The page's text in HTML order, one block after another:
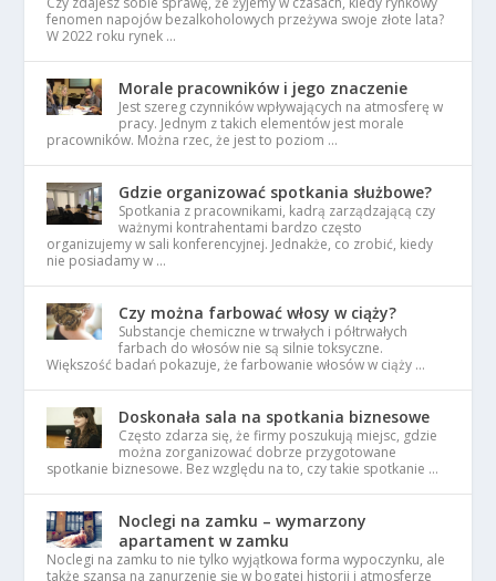
fenomen napojów bezalkoholowych przeżywa swoje złote lata?
W 2022 roku rynek …
Morale pracowników i jego znaczenie
Jest szereg czynników wpływających na atmosferę w
pracy. Jednym z takich elementów jest morale
pracowników. Można rzec, że jest to poziom …
Gdzie organizować spotkania służbowe?
Spotkania z pracownikami, kadrą zarządzającą czy
ważnymi kontrahentami bardzo często
organizujemy w sali konferencyjnej. Jednakże, co zrobić, kiedy
nie posiadamy w …
Czy można farbować włosy w ciąży?
Substancje chemiczne w trwałych i półtrwałych
farbach do włosów nie są silnie toksyczne.
Większość badań pokazuje, że farbowanie włosów w ciąży …
Doskonała sala na spotkania biznesowe
Często zdarza się, że firmy poszukują miejsc, gdzie
można zorganizować dobrze przygotowane
spotkanie biznesowe. Bez względu na to, czy takie spotkanie …
Noclegi na zamku – wymarzony
apartament w zamku
Noclegi na zamku to nie tylko wyjątkowa forma wypoczynku, ale
także szansa na zanurzenie się w bogatej historii i atmosferze